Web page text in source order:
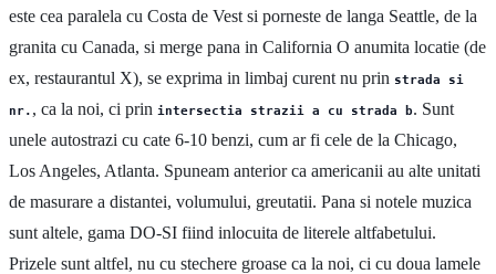
este cea paralela cu Costa de Vest si porneste de langa Seattle, de la
granita cu Canada, si merge pana in California O anumita locatie (de
ex, restaurantul X), se exprima in limbaj curent nu prin strada si
nr. , ca la noi, ci prin intersectia strazii a cu strada b. Sunt
unele autostrazi cu cate 6-10 benzi, cum ar fi cele de la Chicago,
Los Angeles, Atlanta. Spuneam anterior ca americanii au alte unitati
de masurare a distantei, volumului, greutatii. Pana si notele muzica
sunt altele, gama DO-SI fiind inlocuita de literele altfabetului.
Prizele sunt altfel, nu cu stechere groase ca la noi, ci cu doua lamele